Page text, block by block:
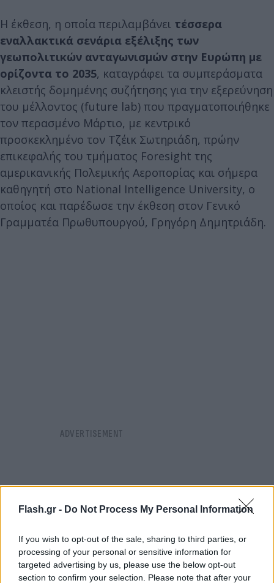
Flash.gr - Do Not Process My Personal Information
If you wish to opt-out of the sale, sharing to third parties, or
processing of your personal or sensitive information for
targeted advertising by us, please use the below opt-out
section to confirm your selection. Please note that after your
Η έκθεση, η οποία περιλαμβάνει τέσσερα
εναλλακτικά σενάρια εξέλιξης των
γεωπολιτικών ανταγωνισμών στην Ευρώπη με
ορίζοντα το 2035, καταγράφει τα συμπεράσματα
κλειστής δομημένης συζήτησης για την εξερεύνηση
του μέλλοντος (future lab) που πραγματοποιήθηκε
τον περασμένο Μάρτιο, με κεντρικό
προσκεκλημένο τον Τζέικ Σωτηριάδη, πρώην
επικεφαλής του τμήματος Foresight της
αμερικανικής Πολεμικής Αεροπορίας και σήμερα
καθηγητή στο National Intelligence University, ο
οποίος και παρέδωσε την έκθεση στον Γενικό
Γραμματέα Πρωθυπουργού, Γρηγόρη Δημητριάδη.